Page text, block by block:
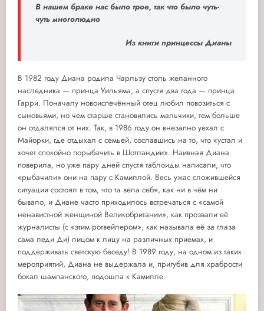
В нашем браке нас было трое, так что было чуть-
чуть многолюдно
Из книги принцессы Дианы
В 1982 году Диана родила Чарльзу столь желанного
наследника — принца Уильяма, а спустя два года — принца
Гарри. Поначалу новоиспечённый отец любил повозиться с
сыновьями, но чем старше становились мальчики, тем больше
он отдалялся от них. Так, в 1986 году он внезапно уехал с
Майорки, где отдыхал с семьей, сославшись на то, что «устал и
хочет спокойно порыбачить в Шотландии». Наивная Диана
поверила, но уже пару дней спустя таблоиды написали, что
«рыбачили» они на пару с Камиллой. Весь ужас сложившейся
ситуации состоял в том, что та вела себя, как ни в чём ни
бывало, и Диане часто приходилось встречаться с «самой
ненавистной женщиной Великобритании», как прозвали её
журналисты (с «этим ротвейлером», как называла её за глаза
сама леди Ди) лицом к лицу на различных приемах, и
поддерживать светскую беседу! В 1989 году, на одном из таких
мероприятий, Диана не выдержала и, пригубив для храбрости
бокал шампанского, подошла к Камилле.